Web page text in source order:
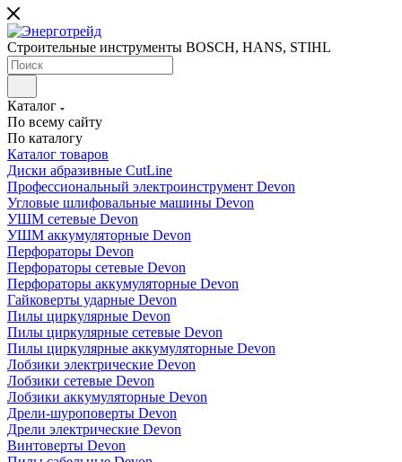
Строительные инструменты BOSCH, HANS, STIHL
Каталог
По всему сайту
По каталогу
Каталог товаров
Диски абразивные CutLine
Профессиональный электроинструмент Devon
Угловые шлифовальные машины Devon
УШМ сетевые Devon
УШМ аккумуляторные Devon
Перфораторы Devon
Перфораторы сетевые Devon
Перфораторы аккумуляторные Devon
Гайковерты ударные Devon
Пилы циркулярные Devon
Пилы циркулярные сетевые Devon
Пилы циркулярные аккумуляторные Devon
Лобзики электрические Devon
Лобзики сетевые Devon
Лобзики аккумуляторные Devon
Дрели-шуроповерты Devon
Дрели электрические Devon
Винтоверты Devon